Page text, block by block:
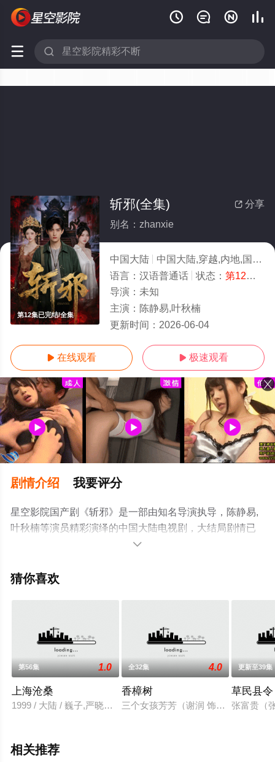
   
 
第12集已完结/全集
 分享
斩邪(全集)
别名：zhanxie
中国大陆 中国大陆,穿越,内地,国产
语言： 汉语普通话 状态： 第12集已完结
导演： 未知
主演： 陈静易,叶秋楠
更新时间： 2026-06-04
 在线观看  极速观看
剧情介绍 我要评分
星空影院国产剧《斩邪》是一部由知名导演执导，陈静易,
叶秋楠等演员精彩演绎的中国大陆电视剧，大结局剧情已
揭晓（第12集已完结），超前点播免费观看高清无删减完
豆瓣电视剧、电视猫或剧情网等平台了解。

猜你喜欢
第56集 1.0
上海沧桑
1999 / 大陆 / 巍子,严晓频,王琳,佟瑞欣,吴越,马晓伟,江珊,华明伟
全32集 4.0
香樟树
三个女孩芳芳（谢润 饰）、陶妮（
更新至39集
草民县令
张富贵（
相关推荐